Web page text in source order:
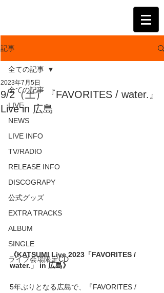
記事
全ての記事
LIVE
NEWS
LIVE INFO
TV/RADIO
RELEASE INFO
DISCOGRAPY
公式グッズ
EXTRA TRACKS
ALBUM
SINGLE
ライブ会場限定CD
全ての記事
9/2（土）『FAVORITES / water.』
Live in 広島
2023年7月5日
《KATSUMI Live 2023「FAVORITES /
water.」 in 広島》
5年ぶりとなる広島で、『FAVORITES /